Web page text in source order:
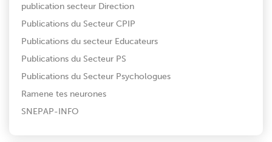
publication secteur Direction
Publications du Secteur CPIP
Publications du secteur Educateurs
Publications du Secteur PS
Publications du Secteur Psychologues
Ramene tes neurones
SNEPAP-INFO